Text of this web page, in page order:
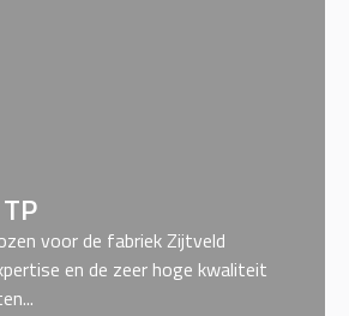
voor de fabriek Zijtveld
en de zeer hoge kwaliteit